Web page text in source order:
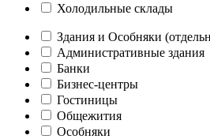
Холодильные склады
Здания и Особняки
Административные здания
Банки
Бизнес-центры
Гостиницы
Общежития
Особняки